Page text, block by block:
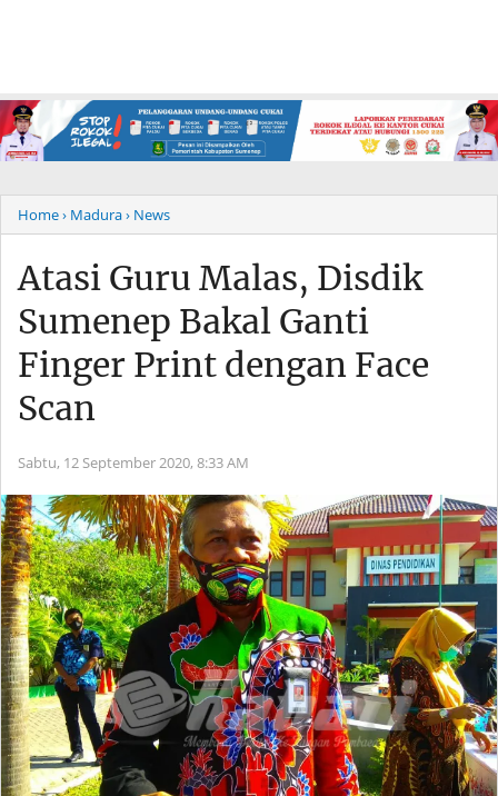
Home› Madura› News
Atasi Guru Malas, Disdik
Sumenep Bakal Ganti
Finger Print dengan Face
Scan
Sabtu, 12 September 2020, 8:33 AM